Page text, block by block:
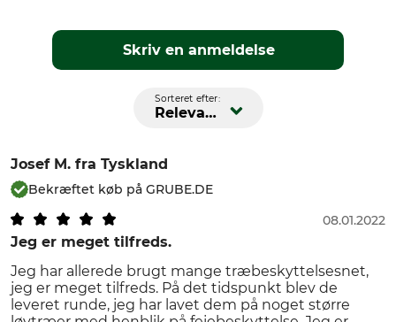
Skriv en anmeldelse
Sorteret efter:
Relevans
Josef M. fra Tyskland
Bekræftet køb på GRUBE.DE
Jeg er meget tilfreds.
08.01.2022
Jeg har allerede brugt mange træbeskyttelsesnet,
jeg er meget tilfreds. På det tidspunkt blev de
leveret runde, jeg har lavet dem på noget større